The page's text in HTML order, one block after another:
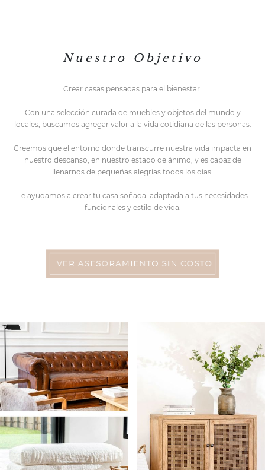
N u e s t r o O b j e t i v o
Crear casas pensadas para el bienestar.
Con una selección curada de muebles y objetos del mundo y
locales, buscamos agregar valor a la vida cotidiana de las personas.
Creemos que el entorno donde transcurre nuestra vida impacta en
nuestro descanso, en nuestro estado de ánimo, y es capaz de
llenarnos de pequeñas alegrías todos los días.
Te ayudamos a crear tu casa soñada: adaptada a tus necesidades
funcionales y estilo de vida.